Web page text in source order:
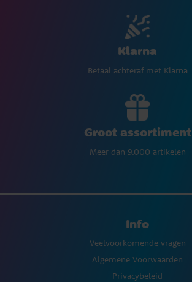
Klarna
Betaal achteraf met Klarna
Groot assortiment
Meer dan 9.000 artikelen
Info
Veelvoorkomende vragen
Algemene Voorwaarden
Privacybeleid